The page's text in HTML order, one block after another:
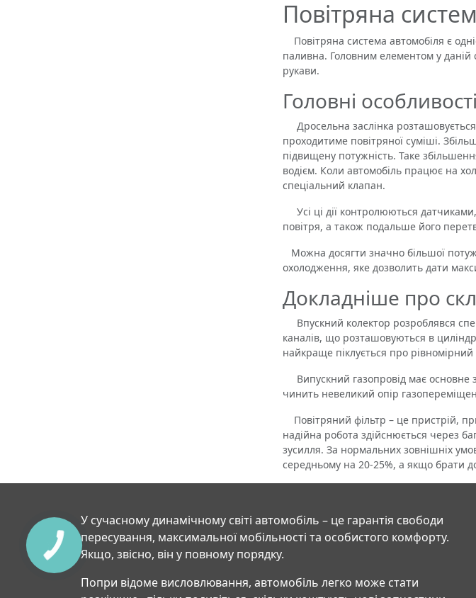
Повітряна
Повітряна система автомобіля є
паливна. Головним елементом у даній
рукави.
Головні
Дросельна заслінка
проходитиме повітряної суміші.
підвищену потужність. Таке
водієм. Коли автомобіль працює на
спеціальний клапан.
Усі ці дії контролюються
повітря, а також подальше його
Можна досягти значно більшої
охолодження, яке дозволить дати
Докладніше про
Впускний колектор розроблявся
каналів, що розташовуються в
найкраще піклується про рівномірний
Випускний газопровід має основне
чинить невеликий опір
Повітряний фільтр – це пристрій,
надійна робота здійснюється через
зусилля. За нормальних зовнішніх
середньому на 20-25%, а якщо брати
У сучасному динамічному світі автомобіль – це гарантія свободи
пересування, максимальної мобільності та особистого комфорту.
Якщо, звісно, він у повному порядку.
Попри відоме висловлювання, автомобіль легко може стати